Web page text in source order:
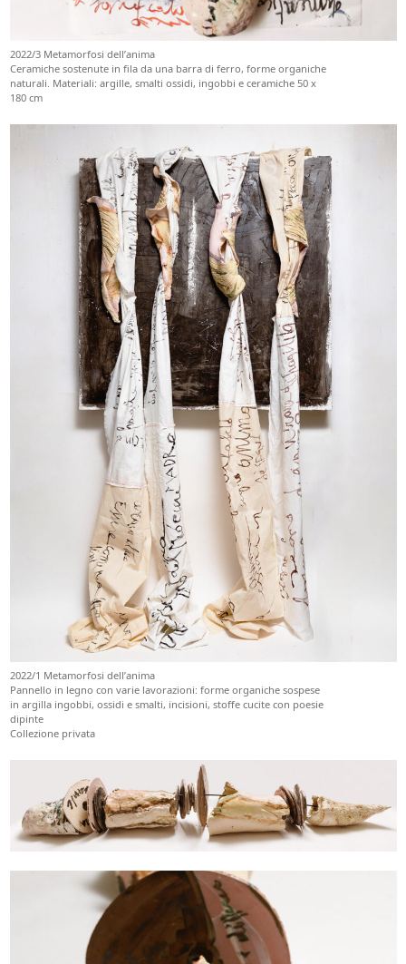
2022/3 Metamorfosi dell’anima
Ceramiche sostenute in fila da una barra di ferro, forme organiche
naturali. Materiali: argille, smalti ossidi, ingobbi e ceramiche 50 x
180 cm
2022/1 Metamorfosi dell’anima
Pannello in legno con varie lavorazioni: forme organiche sospese
in argilla ingobbi, ossidi e smalti, incisioni, stoffe cucite con poesie
dipinte
Collezione privata